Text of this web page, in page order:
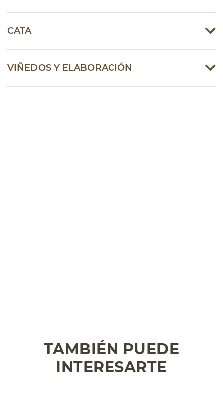
CATA
VIÑEDOS Y ELABORACIÓN
TAMBIÉN PUEDE
INTERESARTE